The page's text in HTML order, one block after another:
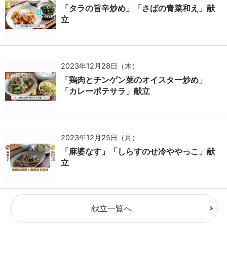
「タラの旨辛炒め」「さばの青菜和え」献
立
2023年12月28日（木）
「鶏肉とチンゲン菜のオイスター炒め」
「カレーポテサラ」献立
2023年12月25日（月）
「麻婆なす」「しらすのせ冷ややっこ」献
立
献立一覧へ